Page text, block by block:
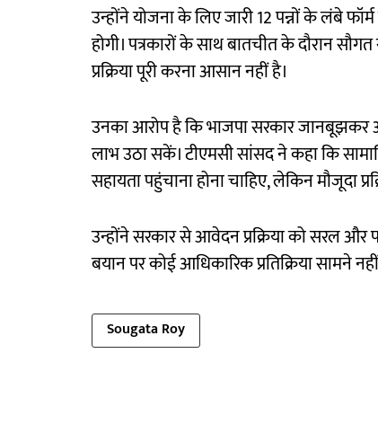
उन्होंने योजना के लिए जारी 12 पन्नों के लंबे
होगी। पत्रकारों के साथ बातचीत के दौरान
प्रक्रिया पूरी करना आसान नहीं है।
उनका आरोप है कि भाजपा सरकार जानबूझकर
लाभ उठा सकें। टीएमसी सांसद ने कहा कि
सहायता पहुंचाना होना चाहिए, लेकिन मौजूदा
उन्होंने सरकार से आवेदन प्रक्रिया को सरल और
बयान पर कोई आधिकारिक प्रतिक्रिया सामने
Sougata Roy